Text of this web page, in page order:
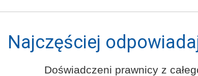
Najczęściej
Doświadczeni prawnicy z